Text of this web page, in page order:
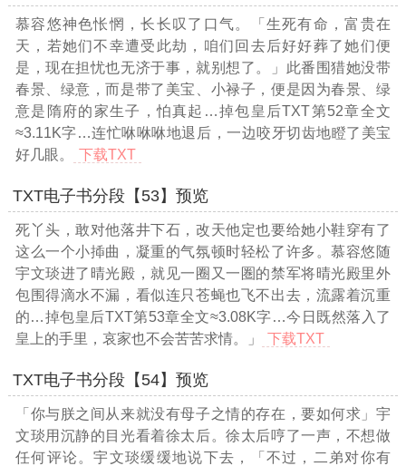
慕容悠神色怅惘，长长叹了口气。「生死有命，富贵在
天，若她们不幸遭受此劫，咱们回去后好好葬了她们便
是，现在担忧也无济于事，就别想了。」此番围猎她没带
春景、绿意，而是带了美宝、小禄子，便是因为春景、绿
意是隋府的家生子，怕真起 …掉包皇后TXT第52章全文
≈3.11K字…连忙咻咻咻地退后，一边咬牙切齿地瞪了美宝
好几眼。
下载TXT
TXT电子书分段【53】预览
死丫头，敢对他落井下石，改天他定也要给她小鞋穿有了
这么一个小揷曲，凝重的气氛顿时轻松了许多。慕容悠随
宇文琰进了晴光殿，就见一圈又一圏的禁军将晴光殿里外
包围得滴水不漏，看似连只苍蝇也飞不出去，流露着沉重
的…掉包皇后TXT第53章全文≈3.08K字…今日既然落入了
皇上的手里，哀家也不会苦苦求情。」
下载TXT
TXT电子书分段【54】预览
「你与朕之间从来就没有母子之情的存在，要如何求」宇
文琰用沉静的目光看着徐太后。徐太后哼了一声，不想做
任何评论。宇文琰缓缓地说下去，「不过，二弟对你有